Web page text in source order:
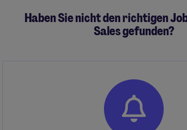
Haben Sie nicht den richtigen
Sales gefunden?